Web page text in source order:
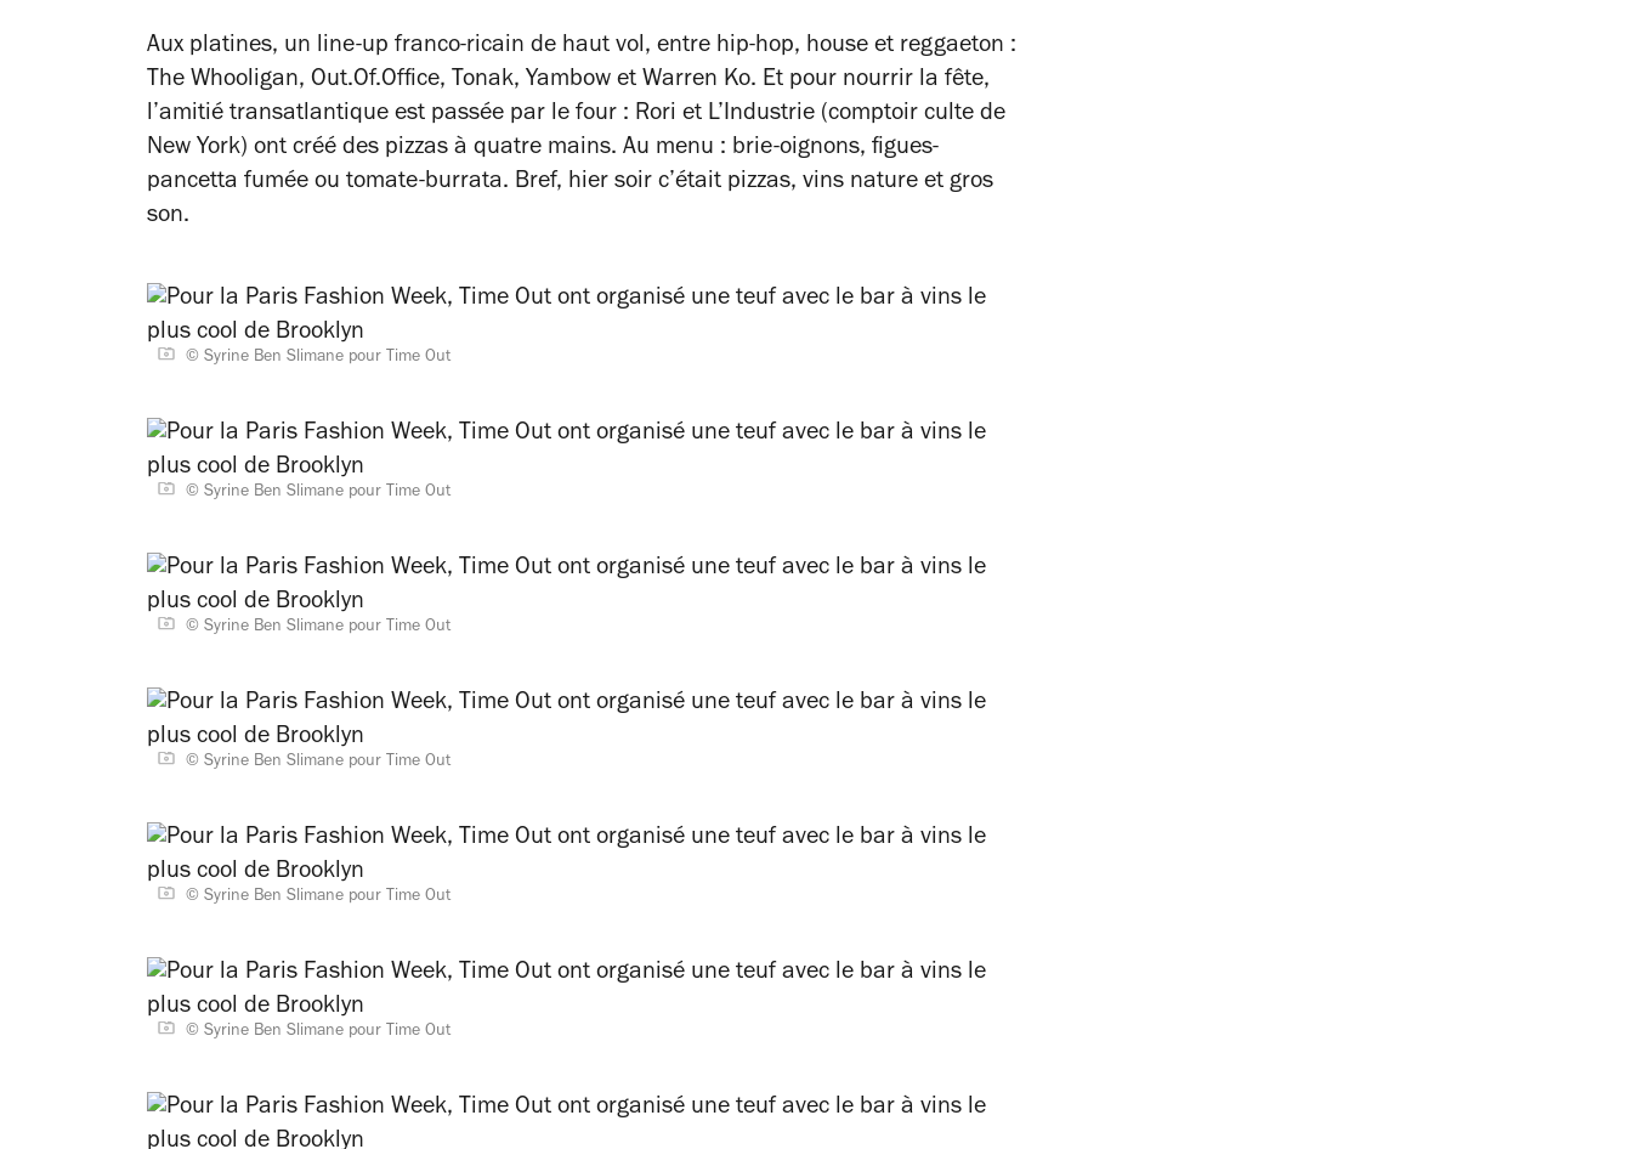
Aux platines, un line-up franco-ricain de haut vol, entre hip-hop, house et reggaeton :
The Whooligan, Out.Of.Office, Tonak, Yambow et Warren Ko. Et pour nourrir la fête,
l’amitié transatlantique est passée par le four : Rori et L’Industrie (comptoir culte de
New York) ont créé des pizzas à quatre mains. Au menu : brie-oignons, figues-
pancetta fumée ou tomate-burrata. Bref, hier soir c’était pizzas, vins nature et gros
son.
© Syrine Ben Slimane pour Time Out
© Syrine Ben Slimane pour Time Out
© Syrine Ben Slimane pour Time Out
© Syrine Ben Slimane pour Time Out
© Syrine Ben Slimane pour Time Out
© Syrine Ben Slimane pour Time Out